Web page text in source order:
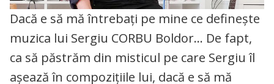
Dacă e să mă întrebați pe mine ce definește
muzica lui Sergiu CORBU Boldor… De fapt,
ca să păstrăm din misticul pe care Sergiu îl
așează în compozițiile lui, dacă e să mă